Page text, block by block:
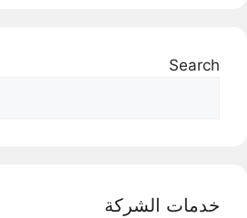
Search
خدمات الشركة